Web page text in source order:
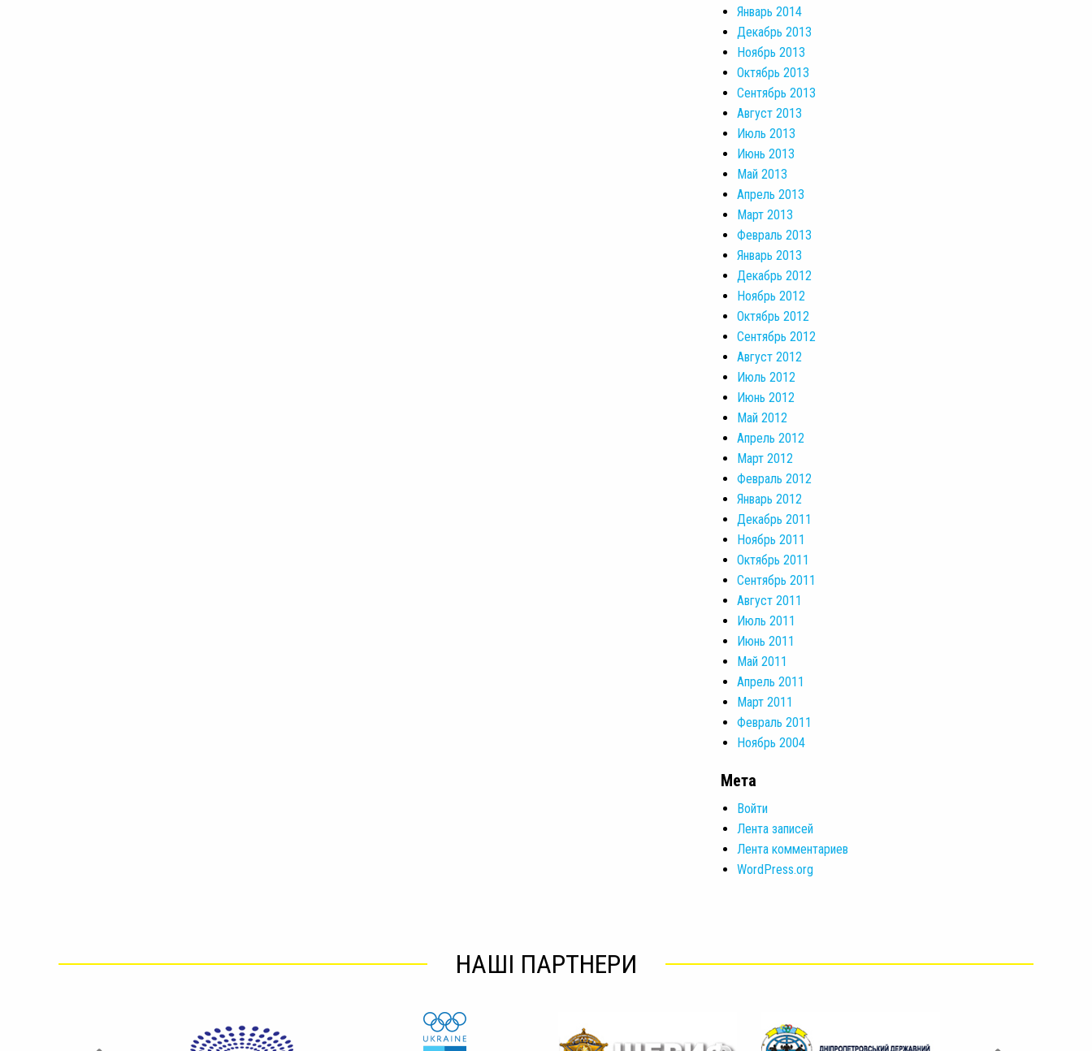
Январь 2014
Декабрь 2013
Ноябрь 2013
Октябрь 2013
Сентябрь 2013
Август 2013
Июль 2013
Июнь 2013
Май 2013
Апрель 2013
Март 2013
Февраль 2013
Январь 2013
Декабрь 2012
Ноябрь 2012
Октябрь 2012
Сентябрь 2012
Август 2012
Июль 2012
Июнь 2012
Май 2012
Апрель 2012
Март 2012
Февраль 2012
Январь 2012
Декабрь 2011
Ноябрь 2011
Октябрь 2011
Сентябрь 2011
Август 2011
Июль 2011
Июнь 2011
Май 2011
Апрель 2011
Март 2011
Февраль 2011
Ноябрь 2004
Мета
Войти
Лента записей
Лента комментариев
WordPress.org
НАШІ ПАРТНЕРИ